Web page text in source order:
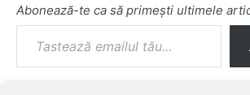
Abonează-te ca să primești ultimele
Tastează emailul tău...